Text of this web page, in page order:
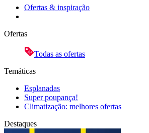
Ofertas & inspiração
Ofertas
Todas as ofertas
Temáticas
Esplanadas
Super poupança!
Climatização: melhores ofertas
Destaques